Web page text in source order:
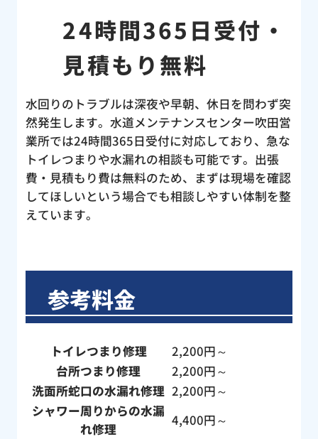
24時間365日受付・
見積もり無料
水回りのトラブルは深夜や早朝、休日を問わず突
然発生します。水道メンテナンスセンター吹田営
業所では24時間365日受付に対応しており、急な
トイレつまりや水漏れの相談も可能です。出張
費・見積もり費は無料のため、まずは現場を確認
してほしいという場合でも相談しやすい体制を整
えています。
参考料金
トイレつまり修理
2,200円～
台所つまり修理
2,200円～
洗面所蛇口の水漏れ修理 2,200円～
シャワー周りからの水漏
れ修理
4,400円～